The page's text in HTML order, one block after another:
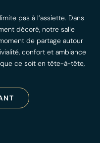
pas à l’assiette. Dans
décoré, notre salle
de partage autour
confort et ambiance
ce soit en tête-à-tête,